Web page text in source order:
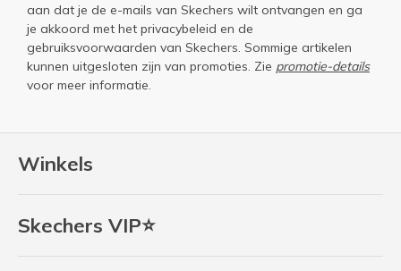
Winkels
Skechers VIP⭐
aan dat je de e-mails van Skechers wilt ontvangen en ga
je akkoord met het privacybeleid en de
gebruiksvoorwaarden van Skechers. Sommige artikelen
kunnen uitgesloten zijn van promoties. Zie promotie-details
voor meer informatie.